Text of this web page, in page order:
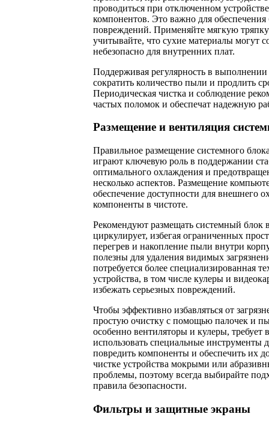
проводиться при отключенном
компонентов. Это важно для
повреждений. Применяйте мягкую
учитывайте, что сухие материалы могут
небезопасно для внутренних плат.
Поддерживая регулярность в
сократить количество пыли и продлить
Периодическая чистка и соблюдение
частых поломок и обеспечат надежную
Размещение и вентиляция
Правильное размещение системного
играют ключевую роль в поддержании
оптимального охлаждения и
несколько аспектов. Размещение
обеспечение доступности для внешнего
компоненты в чистоте.
Рекомендуют размещать системный блок
циркулирует, избегая ограниченных
перегрев и накопление пыли внутри
полезны для удаления видимых
потребуется более специализированная
устройства, в том числе кулеры и
избежать серьезных повреждений.
Чтобы эффективно избавляться от
простую очистку с помощью палочек и
особенно вентиляторы и кулеры,
использовать специальные инструменты
повредить компоненты и обеспечить их
чистке устройства мокрыми или
проблемы, поэтому всегда выбирайте
правила безопасности.
Фильтры и защитные экраны